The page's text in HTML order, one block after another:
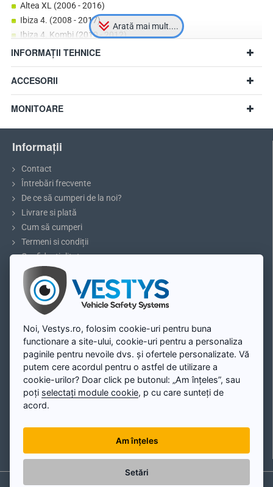
Altea XL (2006 - 2016)
Ibiza 4. (2008 - 2017)
Ibiza 4. Kombi (2010 - 2012)
Exeo (2008 - 2013)
in cazul aceleasi dimensiuni si alte modele
dimensiunile luminii deasupra plăcuței de înmatriculare și să
comparați cu modelul selectat.
Cameră marșarier pentru Seat Leon, Altea
XL, Ibiza, Exeo
Cameră marșarier pentru Seat Leon, Altea XL, Ibiza, Exeo
potrivește exact în locul de iluminare deasupra plăcuței de
înmatriculare. Instalarea este simplă și fără deteriorare mecanică a
completă a plăcuței de înmatriculare.
Instalezi camera de parcare si o conectezi la monitor conform
instructiunilor detaliate, dar simple, pe care le gasesti in pachet.
Camera are un mini terminal cu 4 pini cu un diametru de doar 6
INFORMAȚII TEHNICE
ACCESORII
MONITOARE
Informații
Contact
Întrebări frecvente
De ce să cumperi de la noi?
Livrare si plată
Cum să cumperi
Termeni si condiții
Confidențialitate
Reclamații și retururi
5 sfaturi pentru parcare sau marșarier
Blog
Contul meu
Contul meu
Înregistrare
Autentificare
Harta site-ului
E-mail:
Noi, Vestys.ro, folosim cookie-uri pentru buna
functionare a site-ului, cookie-uri pentru a personaliza
paginile pentru nevoile dvs. și ofertele personalizate. Vă
putem cere acordul pentru o astfel de utilizare a
cookie-urilor? Doar click pe butonul: „Am înțeles”, sau
poți selectați module cookie, p cu care sunteți de
acord.
Am înțeles
Setări